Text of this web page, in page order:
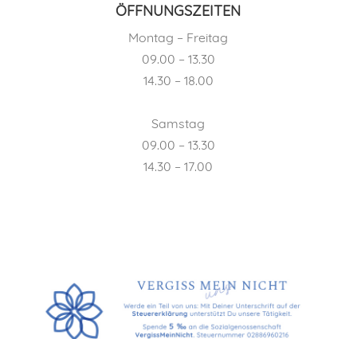
ÖFFNUNGSZEITEN
Montag – Freitag
09.00 – 13.30
14.30 – 18.00
Samstag
09.00 – 13.30
14.30 – 17.00